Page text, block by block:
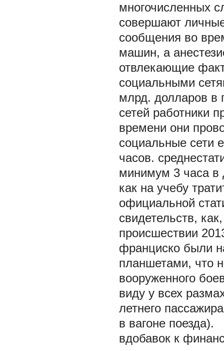
многочисленных
совершают
сообщения во
машин, а
отвлекающие
социальными
млрд. долларов в
сетей работники
времени они
социальные сети
часов.
минимум 3 часа в
как на учебу
официальной
свидетельств,
происшествии
франциско были
планшетами, что
вооруженного
виду у всех
летнего
в вагоне поезда).
вдобавок к